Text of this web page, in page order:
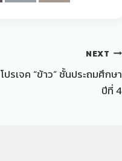
NEXT
โปรเจค “ข้าว” ชั้นประถมศึกษา
ปีที่ 4